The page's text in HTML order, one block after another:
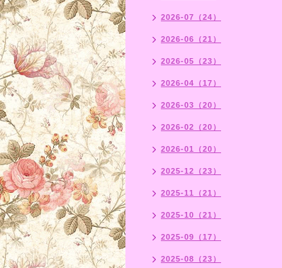
2026-07（24）
2026-06（21）
2026-05（23）
2026-04（17）
2026-03（20）
2026-02（20）
2026-01（20）
2025-12（23）
2025-11（21）
2025-10（21）
2025-09（17）
2025-08（23）